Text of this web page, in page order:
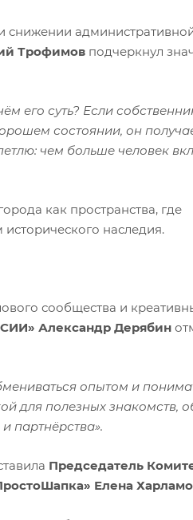
снижении
Трофимов подчеркнул
его суть? Если
состоянии, он
чем больше человек
как пространства, где
наследия.
сообщества и
Александр Дерябин
опытом и
для полезных знакомств,
партнёрства».
Председатель
Елена